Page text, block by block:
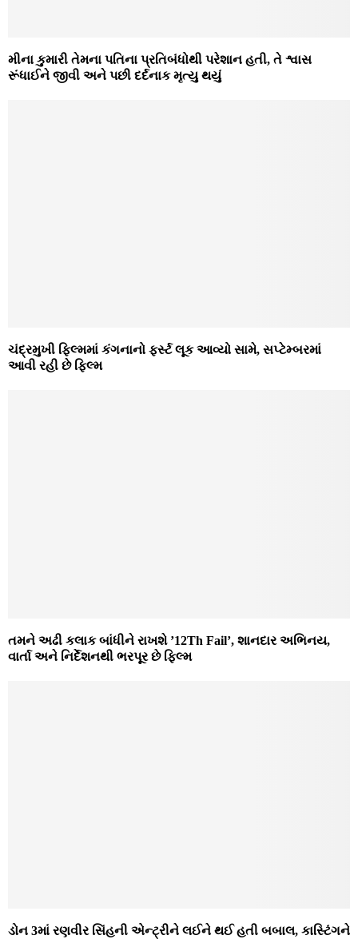
મીના કુમારી તેમના પતિના પ્રતિબંધોથી પરેશાન હતી, તે શ્વાસ
રૂંધાઈને જીવી અને પછી દર્દનાક મૃત્યુ થયું
ચંદ્રમુખી ફિલ્મમાં કંગનાનો ફર્સ્ટ લૂક આવ્યો સામે, સપ્ટેમ્બરમાં
આવી રહી છે ફિલ્મ
તમને અઢી કલાક બાંધીને રાખશે ’12Th Fail’, શાનદાર અભિનય,
વાર્તા અને નિર્દેશનથી ભરપૂર છે ફિલ્મ
ડોન 3માં રણવીર સિંહની એન્ટ્રીને લઈને થઈ હતી બબાલ, કાસ્ટિંગને